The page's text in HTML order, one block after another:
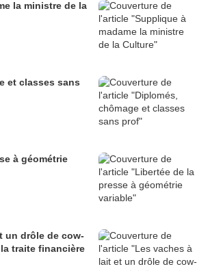
la ministre de la
et classes sans
à géométrie
un drôle de cow-
traite financière